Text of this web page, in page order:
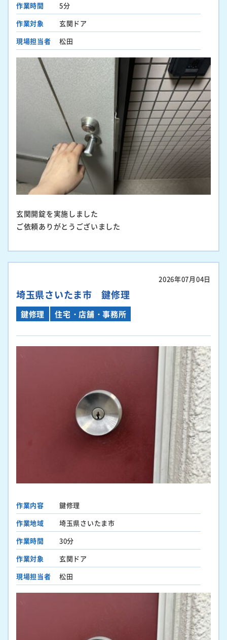
作業時間
5分
作業対象
玄関ドア
現場担当者
松田
玄関開錠を実施しました
ご依頼ありがとうございました
2026年07月04日
埼玉県さいたま市 鍵修理
鍵修理 住宅・店舗・事務所
作業内容
鍵修理
作業地域
埼玉県さいたま市
作業時間
30分
作業対象
玄関ドア
現場担当者
松田